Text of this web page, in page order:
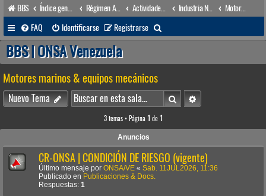
BBS Índice general Régimen Acuático venezolano Actividades conexas Industria Naval
Motores marinos & equipos mecánicos
FAQ
Identificarse Registrarse
u
a
r
BBS | ONSA Venezuela
Motores marinos & equipos mecánicos
Nuevo Tema BuscarBúsqueda avanzada
3 temas • Página 1 de 1
Anuncios
CR-ONSA | CONDICIÓN DE RIESGO (vigente)
Último mensaje por ONSA/VE « Sab. 11JUL2026, 11:36
Publicado en Publicaciones & Docs.
Respuestas: 1